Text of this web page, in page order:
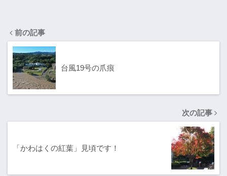
前の記事
台風19号の爪痕
次の記事
「かわはくの紅葉」見頃です！